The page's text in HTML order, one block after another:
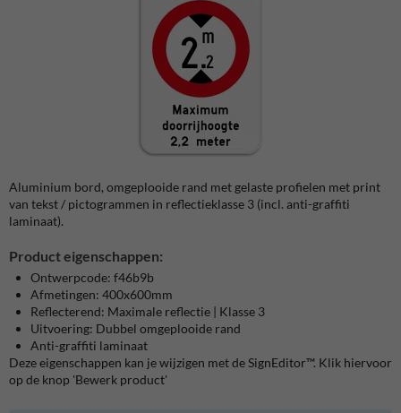
Aluminium bord, omgeplooide rand met gelaste profielen met print
van tekst / pictogrammen in reflectieklasse 3 (incl. anti-graffiti
laminaat).
Product eigenschappen:
Ontwerpcode: f46b9b
Afmetingen: 400x600mm
Reflecterend: Maximale reflectie | Klasse 3
Uitvoering: Dubbel omgeplooide rand
Anti-graffiti laminaat
Deze eigenschappen kan je wijzigen met de SignEditor™. Klik hiervoor
op de knop 'Bewerk product'